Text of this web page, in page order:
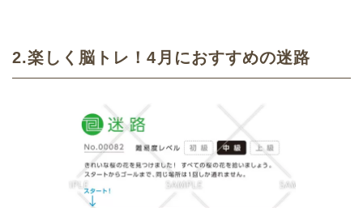
2.楽しく脳トレ！4月におすすめの迷路